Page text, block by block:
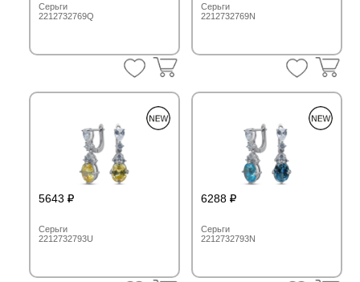
Серьги
2212732769N
Серьги
2212732769Q
6288
Серьги
2212732793N
5643
Серьги
2212732793U